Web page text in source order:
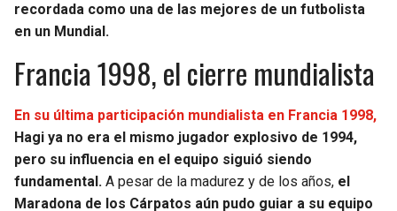
recordada como una de las mejores de un futbolista
en un Mundial.
Francia 1998, el cierre mundialista
En su última participación mundialista en Francia 1998,
Hagi ya no era el mismo jugador explosivo de 1994,
pero su influencia en el equipo siguió siendo
fundamental. A pesar de la madurez y de los años, el
Maradona de los Cárpatos aún pudo guiar a su equipo